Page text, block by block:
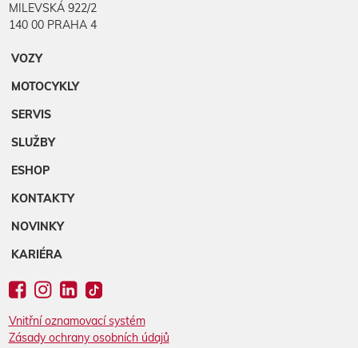
MILEVSKÁ 922/2
140 00 PRAHA 4
VOZY
MOTOCYKLY
SERVIS
SLUŽBY
ESHOP
KONTAKTY
NOVINKY
KARIÉRA
Vnitřní oznamovací systém
Zásady ochrany osobních údajů